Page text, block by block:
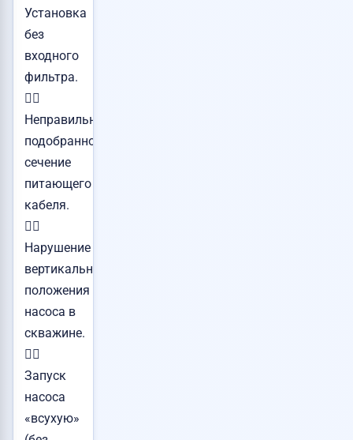
Установка
без
входного
фильтра.
👉🏻
Неправильно
подобранное
сечение
питающего
кабеля.
👉🏻
Нарушение
вертикального
положения
насоса в
скважине.
👉🏻
Запуск
насоса
«всухую»